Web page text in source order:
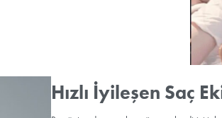
gidiyor.
de iş insanlarına ve şehir dışında
mücevher ustası titizliğinde ekilen saç
sürecini gözle görülür biçimde kısaltıyor.
vitamin, mineral ve aminoasit içeren sprey
sağlıklı saçlara kavuşmak mümkün.